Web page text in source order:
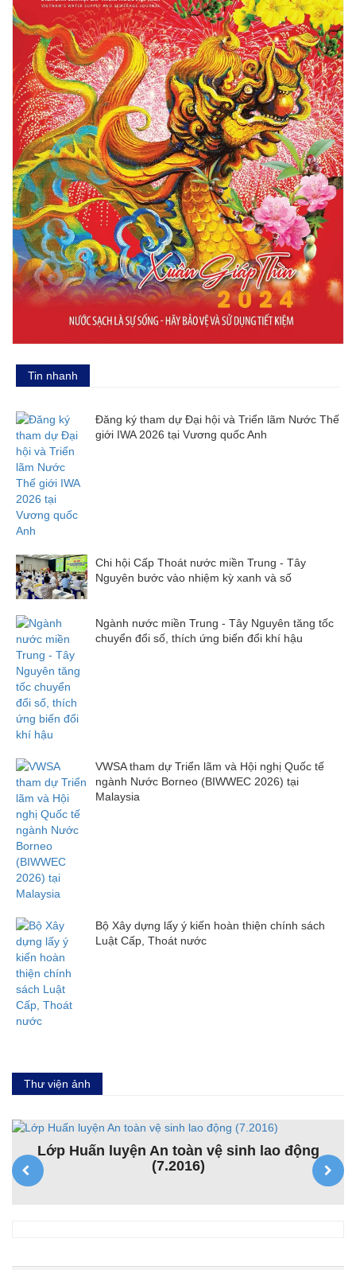
Tin nhanh
Đăng ký tham dự Đại hội và Triển lãm Nước Thế
giới IWA 2026 tại Vương quốc Anh
Chi hội Cấp Thoát nước miền Trung - Tây
Nguyên bước vào nhiệm kỳ xanh và số
Ngành nước miền Trung - Tây Nguyên tăng tốc
chuyển đổi số, thích ứng biến đổi khí hậu
VWSA tham dự Triển lãm và Hội nghị Quốc tế
ngành Nước Borneo (BIWWEC 2026) tại
Malaysia
Bộ Xây dựng lấy ý kiến hoàn thiện chính sách
Luật Cấp, Thoát nước
Thư viện ảnh
Lớp Huấn luyện An toàn vệ sinh lao động
(7.2016)